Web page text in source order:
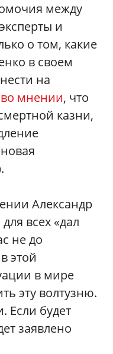
между
и
о том, какие
в своем
на
во мнении, что
казни,
Александр
всех «дал
не до
этой
в мире
эту волтузню.
Если будет
заявлено